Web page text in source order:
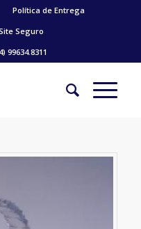
Política de Entrega
Seguro
99634.8311